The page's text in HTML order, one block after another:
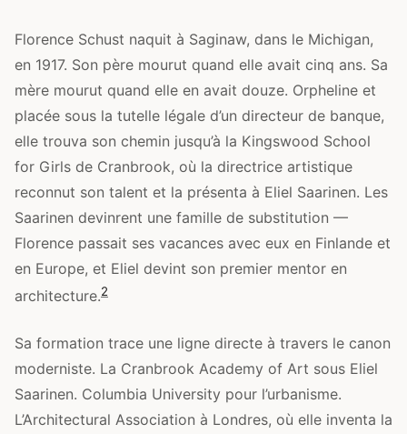
Florence Schust naquit à Saginaw, dans le Michigan,
en 1917. Son père mourut quand elle avait cinq ans. Sa
mère mourut quand elle en avait douze. Orpheline et
placée sous la tutelle légale d’un directeur de banque,
elle trouva son chemin jusqu’à la Kingswood School
for Girls de Cranbrook, où la directrice artistique
reconnut son talent et la présenta à Eliel Saarinen. Les
Saarinen devinrent une famille de substitution —
Florence passait ses vacances avec eux en Finlande et
en Europe, et Eliel devint son premier mentor en
architecture.2
Sa formation trace une ligne directe à travers le canon
moderniste. La Cranbrook Academy of Art sous Eliel
Saarinen. Columbia University pour l’urbanisme.
L’Architectural Association à Londres, où elle inventa la